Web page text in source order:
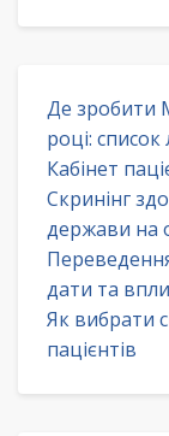
Де зробити
році:
Кабінет
Скринінг
держави на
дати та
Як вибрати
пацієнтів